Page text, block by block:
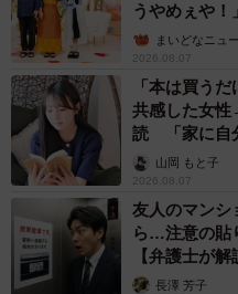
うやめぇや
ん】まいどなニュ
2026.08.07
「本は買う
共感した女
読 「家に自
山岡 もと子
2026.08.07
友人のマンシ
ら…注意の貼
【弁護士が解
長澤 芳子